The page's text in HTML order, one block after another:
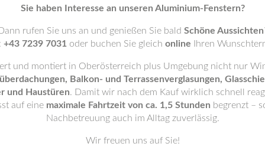
Sie haben Interesse an unseren Aluminium-Fenstern?
rufen Sie uns an und genießen Sie bald Schöne Aussichten
+43 7239 7031 oder buchen Sie gleich online Ihren
und montiert in Oberösterreich plus Umgebung nicht nur
Balkon- und Terrassenverglasungen,
und Haustüren. Damit wir nach dem Kauf wirklich schnell
auf eine maximale Fahrtzeit von ca. 1,5 Stunden begrenzt –
Nachbetreuung auch im Alltag zuverlässig.
Wir freuen uns auf Sie!